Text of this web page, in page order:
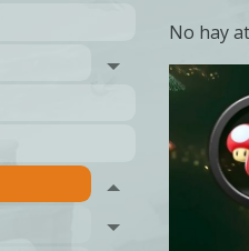
Toggle menu
Toggle menu
Toggle menu
No hay